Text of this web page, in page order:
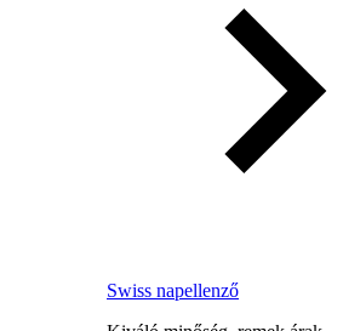
Swiss napellenző